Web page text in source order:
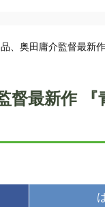
、奥田庸介監督最新
最新作